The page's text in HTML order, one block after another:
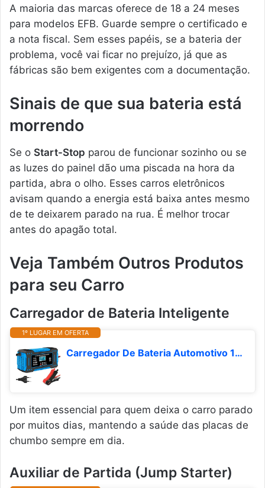
A maioria das marcas oferece de 18 a 24 meses
para modelos EFB. Guarde sempre o certificado e
a nota fiscal. Sem esses papéis, se a bateria der
problema, você vai ficar no prejuízo, já que as
fábricas são bem exigentes com a documentação.
Sinais de que sua bateria está
morrendo
Se o Start-Stop parou de funcionar sozinho ou se
as luzes do painel dão uma piscada na hora da
partida, abra o olho. Esses carros eletrônicos
avisam quando a energia está baixa antes mesmo
de te deixarem parado na rua. É melhor trocar
antes do apagão total.
Veja Também Outros Produtos
para seu Carro
Carregador de Bateria Inteligente
1º LUGAR EM OFERTA
Carregador De Bateria Automotivo 110V/220V Bivolt, Inteligente 12V 6A Para Carros E Motos Com Tela Digital, Sobrecarga Superaquecimento, Linha Premium Automotiva (Azul)
Um item essencial para quem deixa o carro parado
por muitos dias, mantendo a saúde das placas de
chumbo sempre em dia.
Auxiliar de Partida (Jump Starter)